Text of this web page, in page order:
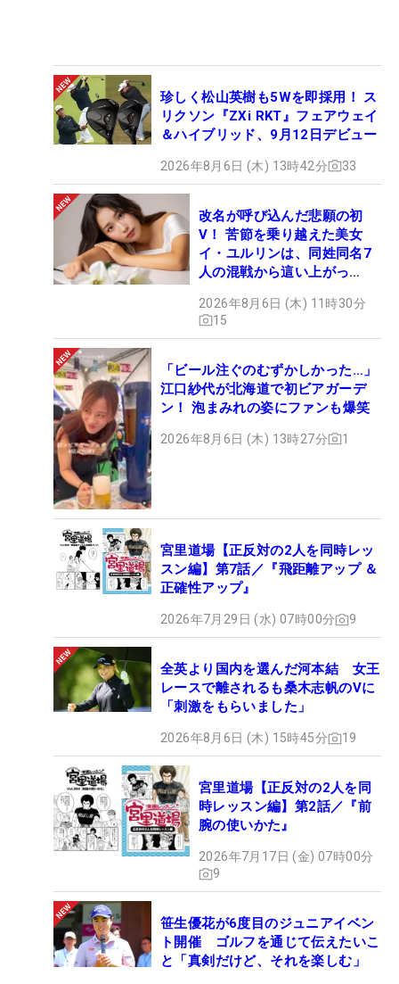
珍しく松山英樹も5Wを即採用！ ス
リクソン『ZXi RKT』フェアウェイ
＆ハイブリッド、9月12日デビュー
2026年8月6日 (木) 13時42分 33
改名が呼び込んだ悲願の初
V！ 苦節を乗り越えた美女
イ・ユルリンは、同姓同名7
人の混戦から這い上がっ
2026年8月6日 (木) 11時30分
15
「ビール注ぐのむずかしかった…」
江口紗代が北海道で初ビアガーデ
ン！ 泡まみれの姿にファンも爆笑
2026年8月6日 (木) 13時27分 1
宮里道場【正反対の2人を同時レッ
スン編】第7話／『飛距離アップ ＆
正確性アップ』
2026年7月29日 (水) 07時00分 9
全英より国内を選んだ河本結 女王
レースで離されるも桑木志帆のVに
「刺激をもらいました」
2026年8月6日 (木) 15時45分 19
宮里道場【正反対の2人を同
時レッスン編】第2話／『前
腕の使いかた』
2026年7月17日 (金) 07時00分
9
笹生優花が6度目のジュニアイベン
ト開催 ゴルフを通じて伝えたいこ
と「真剣だけど、それを楽しむ」